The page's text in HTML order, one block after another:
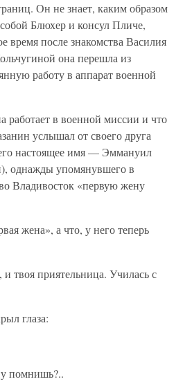
Он не знает, каким образом
Блюхер и консул Пличе,
время после знакомства Василия
она перешла из
работу в аппарат военной
работает в военной миссии и что
услышал от своего друга
настоящее имя — Эммануил
однажды упомянувшего в
Владивосток «первую жену
жена», а что, у него теперь
твоя приятельница. Училась с
глаза:
помнишь?..